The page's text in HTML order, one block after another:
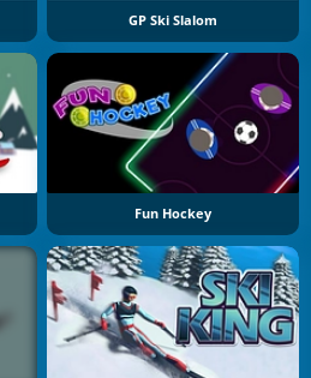
GP Ski Slalom
Fun Hockey